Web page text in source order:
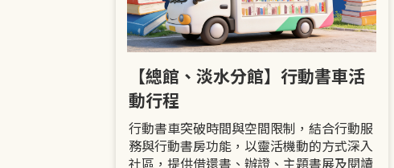
【總館、淡水分館】行動書車活
動行程
行動書車突破時間與空間限制，結合行動服
務與行動書房功能，以靈活機動的方式深入
社區，提供借還書、辦證、主題書展及閱讀